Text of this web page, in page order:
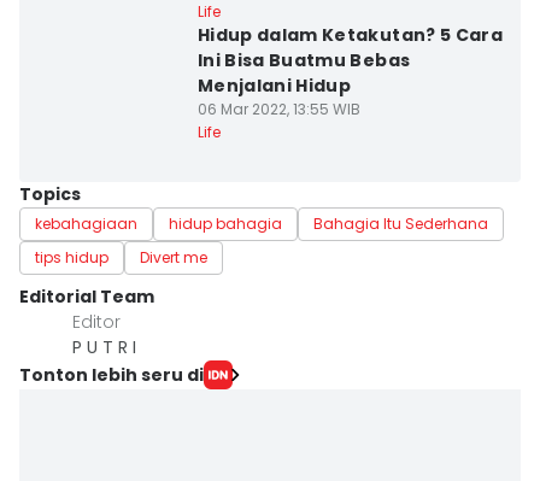
Life
Hidup dalam Ketakutan? 5 Cara
Ini Bisa Buatmu Bebas
Menjalani Hidup
06 Mar 2022, 13:55 WIB
Life
Topics
kebahagiaan hidup bahagia
Bahagia Itu Sederhana
tips hidup
Divert me
Editorial Team
Editor
P U T R I
Tonton lebih seru di